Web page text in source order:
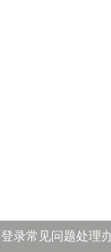
登录常见问题处理